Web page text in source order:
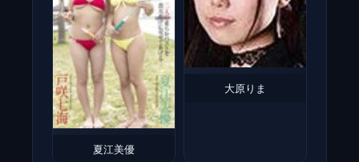
夏江美優
大原りま